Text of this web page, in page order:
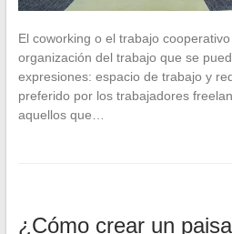
El coworking o el trabajo
organización del trabajo que se
expresiones: espacio de trabajo y
preferido por los trabajadores
aquellos que…
¿Cómo crear un